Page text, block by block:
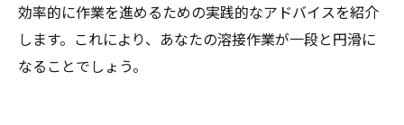
効率的に作業を進めるための実践的なアドバイスを紹介
します。これにより、あなたの溶接作業が一段と円滑に
なることでしょう。